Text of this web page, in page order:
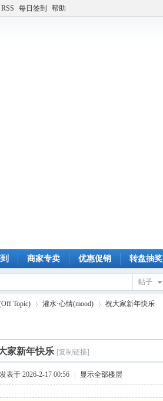
RSS 每日签到 帮助
商家专卖 优惠促销 转盘抽奖
帖子
Topic)
›
灌水·心情(mood) 祝大家新年快乐
家新年快乐 [复制链接]
发表于 2026-2-17 00:56 显示全部楼层